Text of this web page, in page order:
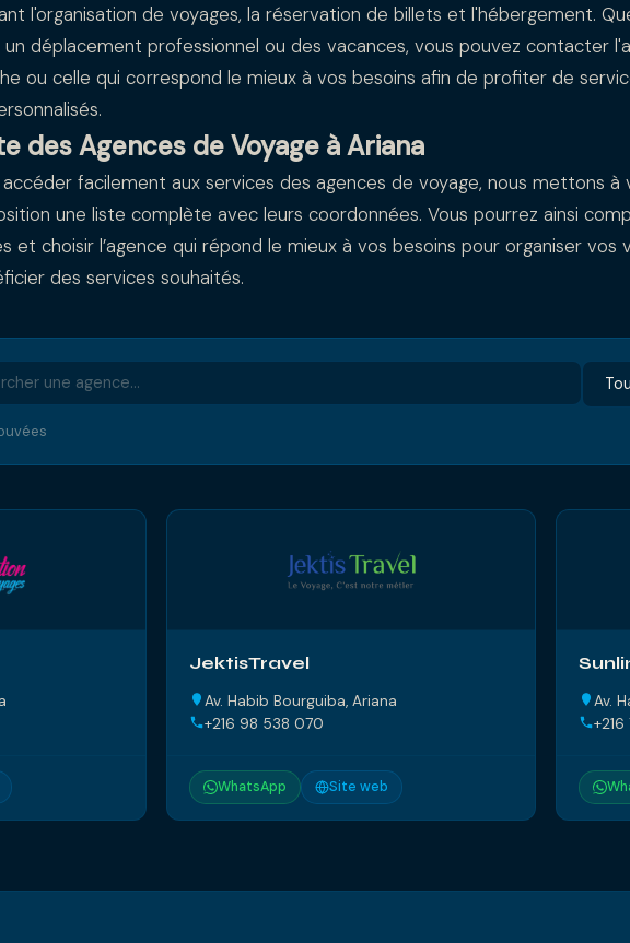
l'organisation de voyages, la réservation de billets et l'hébergement.
déplacement professionnel ou des vacances, vous pouvez contacter
ou celle qui correspond le mieux à vos besoins afin de profiter de
des Agences de Voyage à Ariana
accéder facilement aux services des agences de voyage, nous mettons à
une liste complète avec leurs coordonnées. Vous pourrez ainsi
et choisir l’agence qui répond le mieux à vos besoins pour organiser vos
des services souhaités.
JektisTravel
Av. Habib Bourguiba, Ariana
+216 98 538 070
WhatsApp Site web
Av.